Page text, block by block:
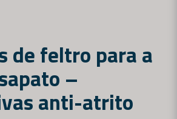
de feltro para a
–
anti-atrito